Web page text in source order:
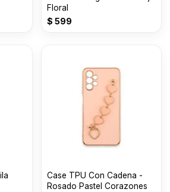
Floral
$ 599
Case TPU Con Cadena -
Rosado Pastel Corazones